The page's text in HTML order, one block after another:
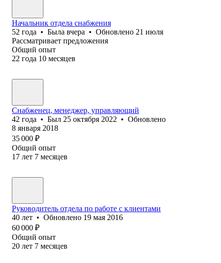
Начальник отдела снабжения
52 года • Была вчера • Обновлено 21 июля
Рассматривает предложения
Общий опыт
22 года 10 месяцев
Снабженец, менеджер, управляющий
42 года • Был 25 октября 2022 • Обновлено
8 января 2018
35 000 ₽
Общий опыт
17 лет 7 месяцев
Руководитель отдела по работе с клиентами
40 лет • Обновлено 19 мая 2016
60 000 ₽
Общий опыт
20 лет 7 месяцев